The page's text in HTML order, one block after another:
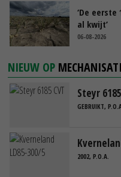
‘De
al kwijt’
06-08-2026
NIEUW OP
Steyr
GEBRUIKT,
2002, P.O.A.